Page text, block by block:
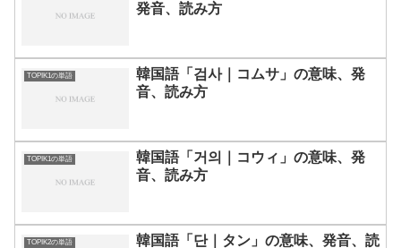
発音、読み方
TOPIK1の単語
韓国語「검사｜コムサ」の意味、発
音、読み方
TOPIK1の単語
韓国語「거의｜コウィ」の意味、発
音、読み方
TOPIK2の単語
韓国語「단｜タン」の意味、発音、読